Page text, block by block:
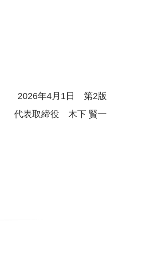
2026年4月1日 第2版
代表取締役 木下 賢一